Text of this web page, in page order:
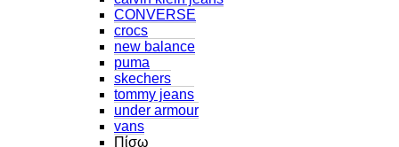
CONVERSE
crocs
new balance
puma
skechers
tommy jeans
under armour
vans
Πίσω